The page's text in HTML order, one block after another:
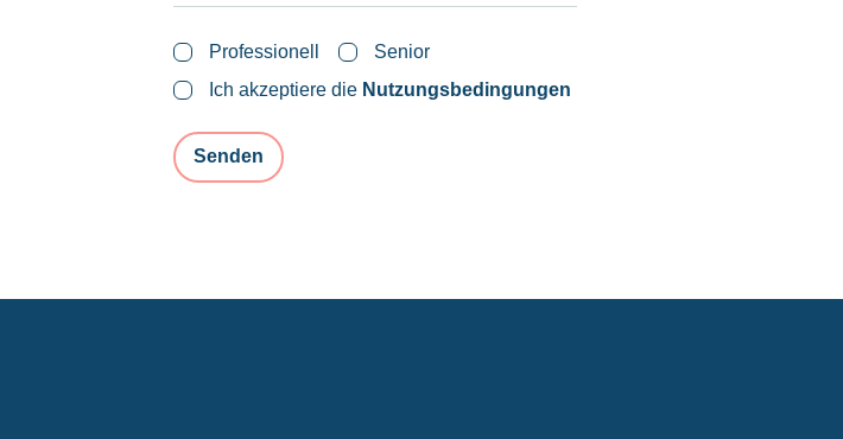
Professionell
Senior
Ich akzeptiere die Nutzungsbedingungen